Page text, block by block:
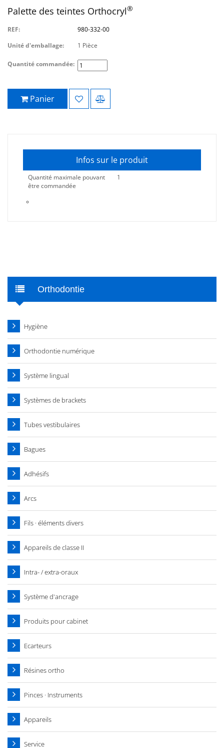
Palette des teintes Orthocryl®
REF:
980-332-00
Unité d'emballage:
1 Pièce
Quantité commandée:
Panier
Infos sur le produit
Quantité maximale pouvant
être commandée
1
Orthodontie
Hygiène
Orthodontie numérique
Système lingual
Systèmes de brackets
Tubes vestibulaires
Bagues
Adhésifs
Arcs
Fils · éléments divers
Appareils de classe II
Intra- / extra-oraux
Système d'ancrage
Produits pour cabinet
Ecarteurs
Résines ortho
Pinces · Instruments
Appareils
Service